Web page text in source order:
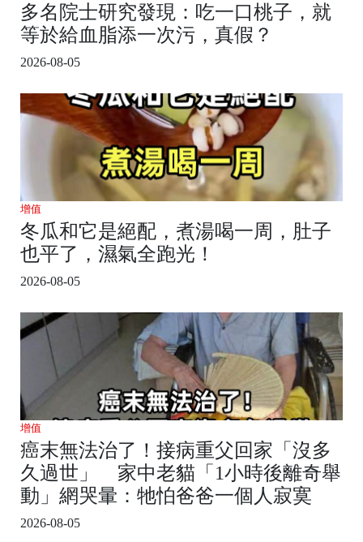
多名院士研究發現：吃一口桃子，就
等於給血脂添一次污，真假？
2026-08-05
增值
冬瓜和它是絕配，煮湯喝一周，肚子
也平了，濕氣全跑光！
2026-08-05
增值
癌末無法治了！接病重父回家「沒多
久過世」 家中老貓「1小時後離奇舉
動」網哭暈：牠怕爸爸一個人寂寞
2026-08-05